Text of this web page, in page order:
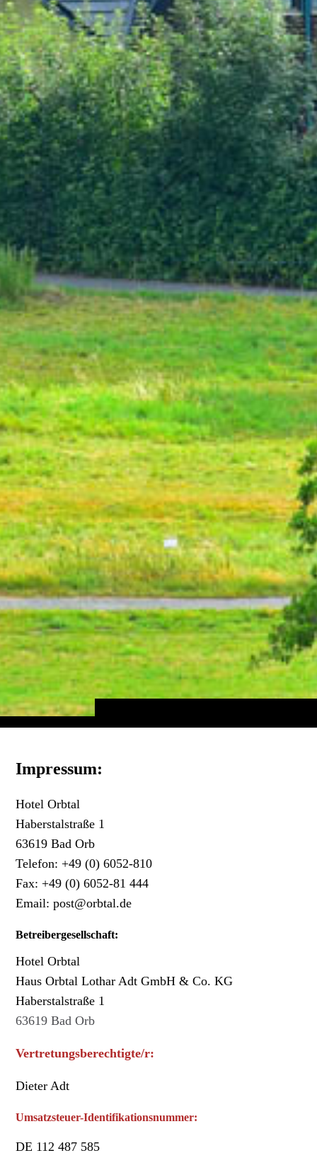
Impressum:
Hotel Orbtal
Haberstalstraße 1
63619 Bad Orb
Telefon: +49 (0) 6052-810
Fax: +49 (0) 6052-81 444
Email: post@orbtal.de
Betreibergesellschaft:
Hotel Orbtal
Haus Orbtal Lothar Adt GmbH & Co. KG
Haberstalstraße 1
63619 Bad Orb
Vertretungsberechtigte/r:
Dieter Adt
Umsatzsteuer-Identifikationsnummer:
DE 112 487 585